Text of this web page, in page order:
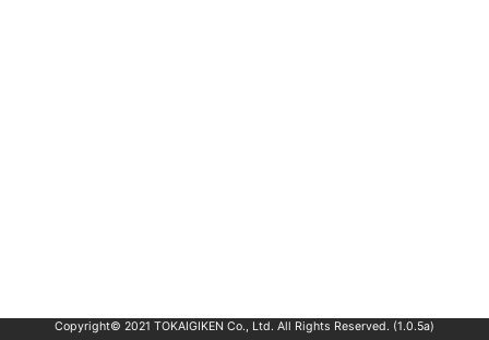
Copyright© 2021 TOKAIGIKEN Co., Ltd. All Rights Reserved. (1.0.5a)